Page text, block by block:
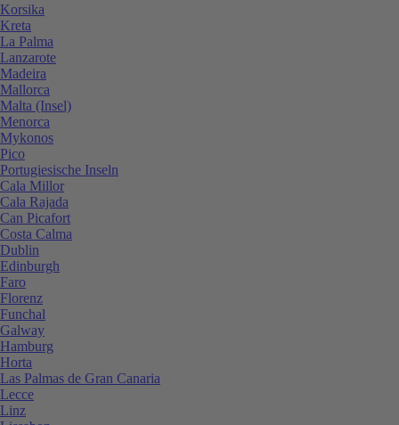
Korsika
Kreta
La Palma
Lanzarote
Madeira
Mallorca
Malta (Insel)
Menorca
Mykonos
Pico
Portugiesische Inseln
Cala Millor
Cala Rajada
Can Picafort
Costa Calma
Dublin
Edinburgh
Faro
Florenz
Funchal
Galway
Hamburg
Horta
Las Palmas de Gran Canaria
Lecce
Linz